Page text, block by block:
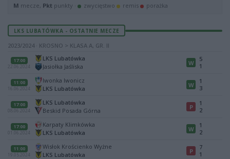
M mecze, Pkt punkty · zwycięstwo remis porażka
LKS LUBATÓWKA - OSTATNIE MECZE
2023/2024 · KROSNO > KLASA A, GR. II
17:00
22.06.2024
LKS Lubatówka
Jasiołka Jaśliska
W
5
1
11:00
16.06.2024
Iwonka Iwonicz
LKS Lubatówka
W
1
3
17:00
08.06.2024
LKS Lubatówka
Beskid Posada Górna
P
1
2
17:00
01.06.2024
Karpaty Klimkówka
LKS Lubatówka
W
1
2
11:00
19.05.2024
Wisłok Krościenko Wyżne
LKS Lubatówka
P
7
1